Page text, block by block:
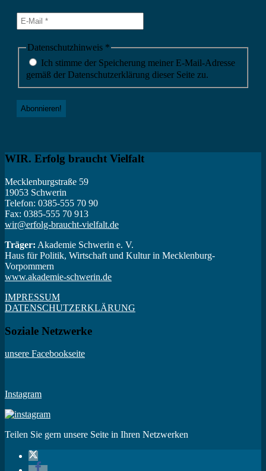
Datenschutzhinweis *
Ich stimme der Speicherung meiner E-Mail-Adresse
gemäß der Datenschutzerklärung dieser Seite zu.
WIR. Erfolg braucht Vielfalt
Mecklenburgstraße 59
19053 Schwerin
Telefon: 0385-555 70 90
Fax: 0385-555 70 913
wir@erfolg-braucht-vielfalt.de
Träger: Akademie Schwerin e. V.
Haus für Politik, Wirtschaft und Kultur in Mecklenburg-
Vorpommern
www.akademie-schwerin.de
IMPRESSUM
DATENSCHUTZERKLÄRUNG
Soziale Netzwerke
unsere Facebookseite
Instagram
Teilen Sie gern unsere Seite in Ihren Netzwerken